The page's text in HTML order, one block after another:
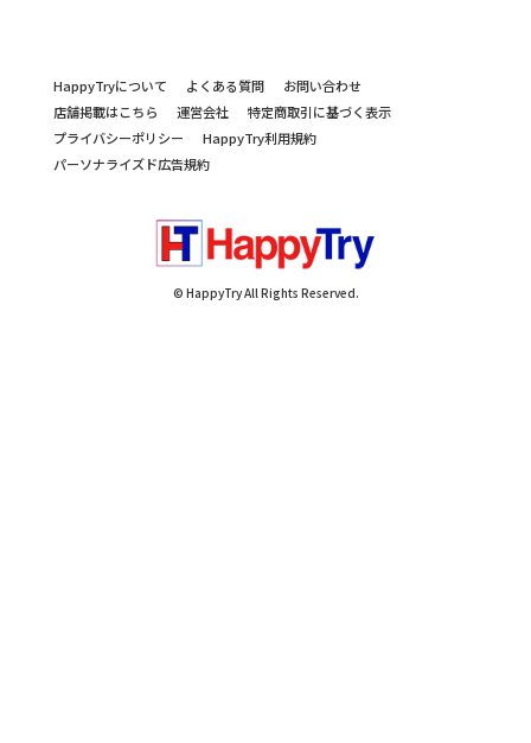
HappyTryについて よくある質問
お問い合わせ
店舗掲載はこちら
運営会社
特定商取引に基づく表示
プライバシーポリシー
HappyTry利用規約
パーソナライズド広告規約
© HappyTry All Rights Reserved.